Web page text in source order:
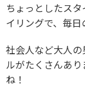
ちょっとしたス
イリングで、毎日
社会人など大人
ルがたくさんあ
ね！